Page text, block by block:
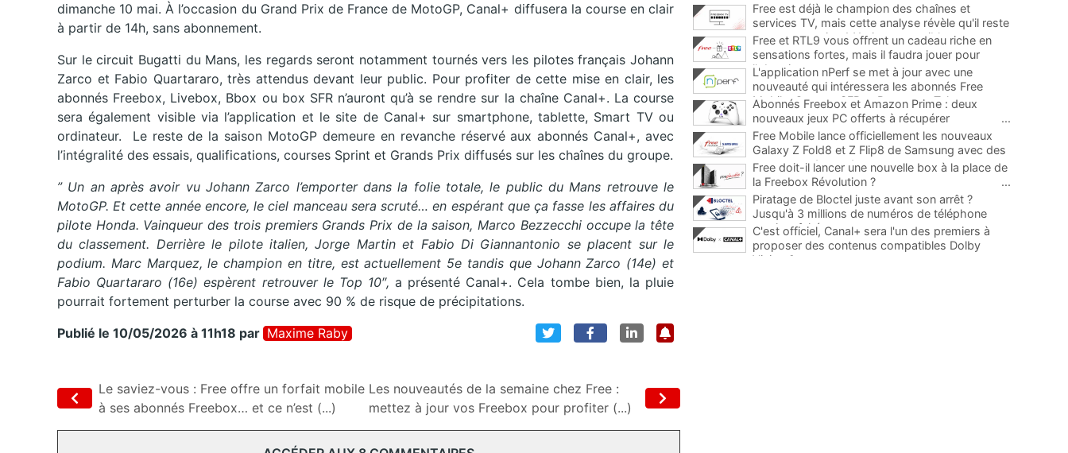
dimanche 10 mai. À l’occasion du Grand Prix de France de MotoGP, Canal+ diffusera la course en clair
à partir de 14h, sans abonnement.
Sur le circuit Bugatti du Mans, les regards seront notamment tournés vers les pilotes français Johann
Zarco et Fabio Quartararo, très attendus devant leur public. Pour profiter de cette mise en clair, les
abonnés Freebox, Livebox, Bbox ou box SFR n’auront qu’à se rendre sur la chaîne Canal+. La course
sera également visible via l’application et le site de Canal+ sur smartphone, tablette, Smart TV ou
ordinateur. Le reste de la saison MotoGP demeure en revanche réservé aux abonnés Canal+, avec
l’intégralité des essais, qualifications, courses Sprint et Grands Prix diffusés sur les chaînes du groupe.
” Un an après avoir vu Johann Zarco l’emporter dans la folie totale, le public du Mans retrouve le
MotoGP. Et cette année encore, le ciel manceau sera scruté… en espérant que ça fasse les affaires du
pilote Honda. Vainqueur des trois premiers Grands Prix de la saison, Marco Bezzecchi occupe la tête
du classement. Derrière le pilote italien, Jorge Martin et Fabio Di Giannantonio se placent sur le
podium. Marc Marquez, le champion en titre, est actuellement 5e tandis que Johann Zarco (14e) et
Fabio Quartararo (16e) espèrent retrouver le Top 10″, a présenté Canal+. Cela tombe bien, la pluie
pourrait fortement perturber la course avec 90 % de risque de précipitations.
Publié le 10/05/2026 à 11h18 par Maxime Raby
Le saviez-vous : Free offre un forfait mobile
à ses abonnés Freebox… et ce n’est (...)
Les nouveautés de la semaine chez Free :
mettez à jour vos Freebox pour profiter (...)
Free est déjà le champion des chaînes et
services TV, mais cette analyse révèle qu'il reste
encore au moins 141 ajouts possibles
Free et RTL9 vous offrent un cadeau riche en
sensations fortes, mais il faudra jouer pour
l'obtenir
L'application nPerf se met à jour avec une
nouveauté qui intéressera les abonnés Free
Mobile, Orange, SFR et Bouygues Telecom
Abonnés Freebox et Amazon Prime : deux
nouveaux jeux PC offerts à récupérer
...
Free Mobile lance officiellement les nouveaux
Galaxy Z Fold8 et Z Flip8 de Samsung avec des
promos et des cadeaux
...
Free doit-il lancer une nouvelle box à la place de
la Freebox Révolution ?
...
Piratage de Bloctel juste avant son arrêt ?
Jusqu'à 3 millions de numéros de téléphone
auraient fuité
C'est officiel, Canal+ sera l'un des premiers à
proposer des contenus compatibles Dolby
Vision 2